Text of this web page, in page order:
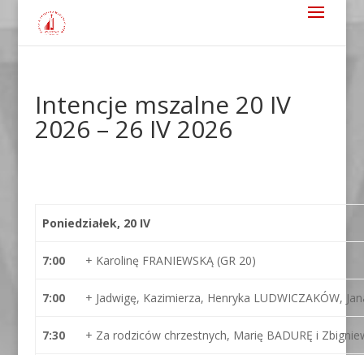
Intencje mszalne 20 IV
2026 – 26 IV 2026
Poniedziałek, 20 IV
7:00 + Karolinę FRANIEWSKĄ (GR 20)
7:00 + Jadwigę, Kazimierza, Henryka LUDWICZAKÓW,
7:30 + Za rodziców chrzestnych, Marię BADURĘ i